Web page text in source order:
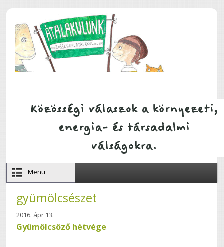
Menu
gyümölcsészet
2016. ápr 13.
Gyümölcsöző hétvége